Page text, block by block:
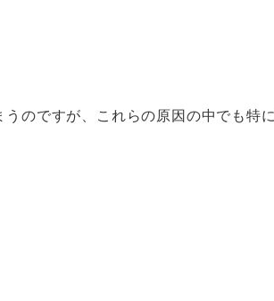
のですが、これらの原因の中でも特